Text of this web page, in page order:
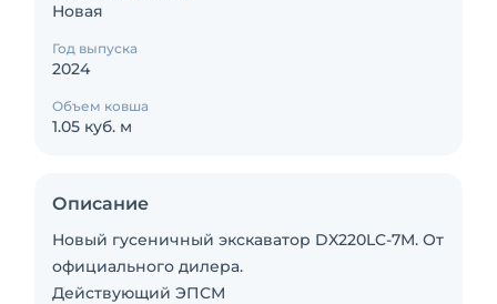
Новая
Год выпуска
2024
Объем ковша
1.05 куб. м
Описание
Новый гусеничный экскаватор DX220LC-7M. От
официального дилера.
Действующий ЭПСМ